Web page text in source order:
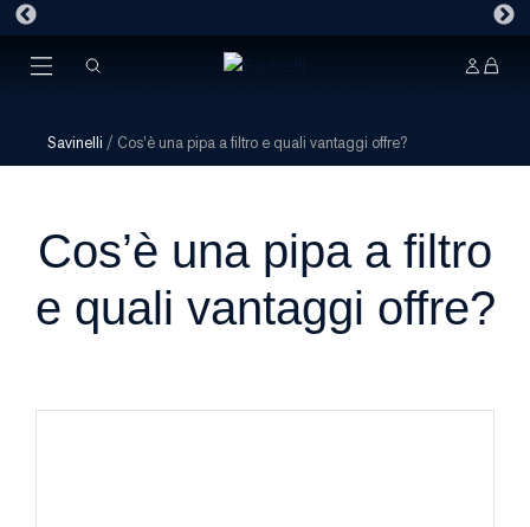
Savinelli / Cos’è una pipa a filtro e quali vantaggi offre?
Cos’è una pipa a filtro
e quali vantaggi offre?